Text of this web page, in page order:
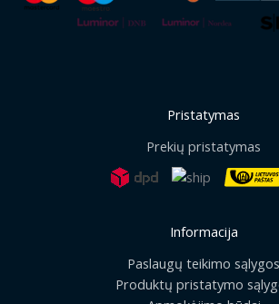
Pristatymas
Prekių pristatymas
Informacija
Paslaugų teikimo sąlygos
Produktų pristatymo